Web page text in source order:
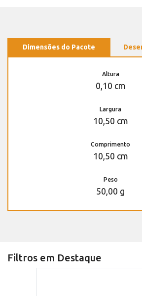
Dimensões do Pacote
Altura
0,10 cm
Largura
10,50 cm
Comprimento
10,50 cm
Peso
50,00 g
Filtros em Destaque